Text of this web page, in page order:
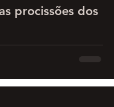
procissões dos